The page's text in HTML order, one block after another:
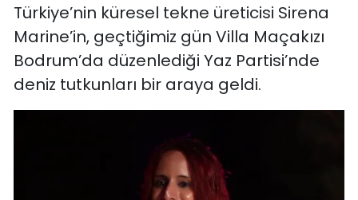
Türkiye’nin küresel tekne üreticisi Sirena
Marine’in, geçtiğimiz gün Villa Maçakızı
Bodrum’da düzenlediği Yaz Partisi’nde
deniz tutkunları bir araya geldi.